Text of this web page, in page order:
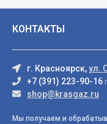
КОНТАКТЫ
г. Красноярск,ул.
+7 (391) 223-90-16
shop@krasgaz.ru
Мы получаем и